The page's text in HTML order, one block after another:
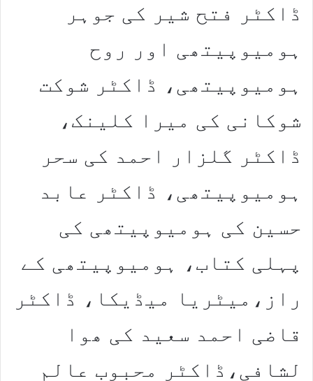
ڈاکٹر فتح شیر کی جوہر
ہومیوپیتھی اور روح
ہومیوپیتھی، ڈاکٹر شوکت
شوکانی کی میرا کلینک،
ڈاکٹر گلزار احمد کی سحر
ہومیوپیتھی، ڈاکٹر عابد
حسین کی ہومیوپیتھی کی
پہلی کتاب، ہومیوپیتھی کے
راز،میٹریا میڈیکا، ڈاکٹر
قاضی احمد سعید کی ھوا
لشافی،ڈاکٹر محبوب عالم